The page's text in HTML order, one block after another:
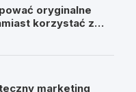
oryginalne
korzystać z
marketing